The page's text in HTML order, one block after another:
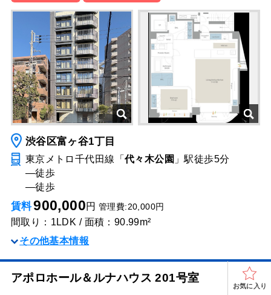
渋谷区富ヶ谷1丁目
東京メトロ千代田線「 代々木公園 」駅徒歩5分
―徒歩
―徒歩
賃料900,000円 管理費:20,000円
間取り：1LDK / 面積：90.99m²
その他基本情報
アポロホール＆ルナハウス 201号室
お気に入り